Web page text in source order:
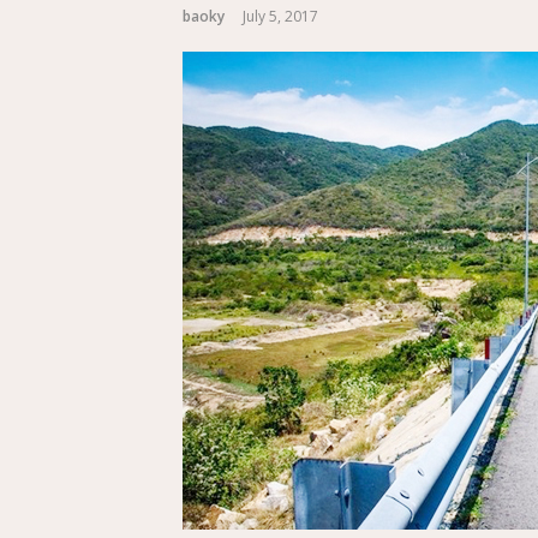
baoky July 5, 2017